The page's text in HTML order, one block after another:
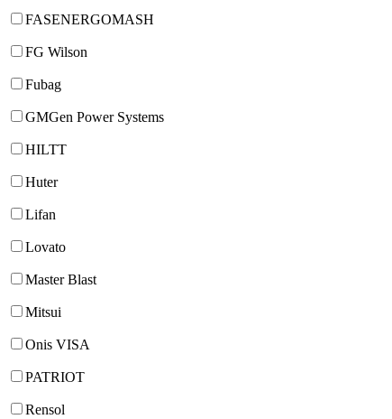
FASENERGOMASH
FG Wilson
Fubag
GMGen Power Systems
HILTT
Huter
Lifan
Lovato
Master Blast
Mitsui
Onis VISA
PATRIOT
Rensol